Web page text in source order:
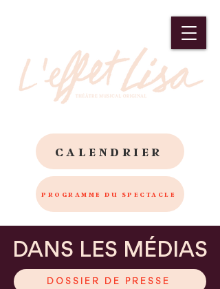
CALENDRIER
PROGRAMME DU SPECTACLE
DANS LES MÉDIAS
DOSSIER DE PRESSE